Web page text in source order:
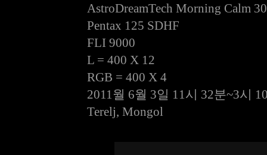
AstroDreamTech Morning Calm
Pentax 125 SDHF
FLI 9000
L = 400 X 12
RGB = 400 X 4
2011월 6월 3일 11시 32분~3시
Terelj, Mongol